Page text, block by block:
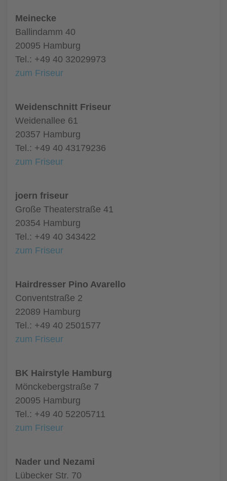
Meinecke
Ballindamm 40
20095 Hamburg
Tel.: +49 40 32029973
zum Friseur
Weidenschnitt Friseur
Weidenallee 61
20357 Hamburg
Tel.: +49 40 43179236
zum Friseur
joern friseur
Große Theaterstraße 41
20354 Hamburg
Tel.: +49 40 343422
zum Friseur
Hairdresser Pino Avarello
Conventstraße 2
22089 Hamburg
Tel.: +49 40 2501577
zum Friseur
BK Hairstyle Hamburg
Mönckebergstraße 7
20095 Hamburg
Tel.: +49 40 52205711
zum Friseur
Nader und Nezami
Lübecker Str. 70